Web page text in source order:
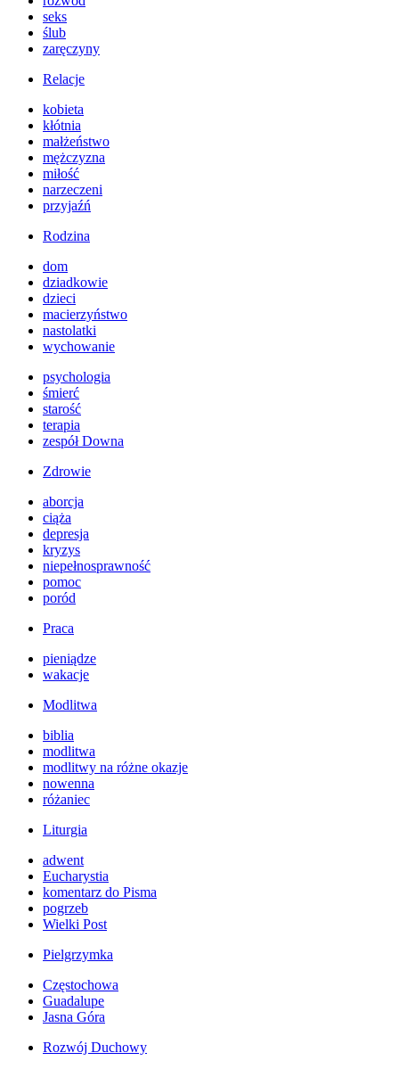
seks
ślub
zaręczyny
Relacje
kobieta
kłótnia
małżeństwo
mężczyzna
miłość
narzeczeni
przyjaźń
Rodzina
dom
dziadkowie
dzieci
macierzyństwo
nastolatki
wychowanie
psychologia
śmierć
starość
terapia
zespół Downa
Zdrowie
aborcja
ciąża
depresja
kryzys
niepełnosprawność
pomoc
poród
Praca
pieniądze
wakacje
Modlitwa
biblia
modlitwa
modlitwy na różne okazje
nowenna
różaniec
Liturgia
adwent
Eucharystia
komentarz do Pisma
pogrzeb
Wielki Post
Pielgrzymka
Częstochowa
Guadalupe
Jasna Góra
Rozwój Duchowy